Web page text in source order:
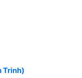
Trinh)